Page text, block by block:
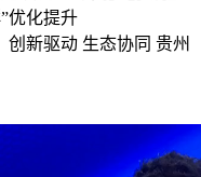
优化提升
创新驱动 生态协同 贵州